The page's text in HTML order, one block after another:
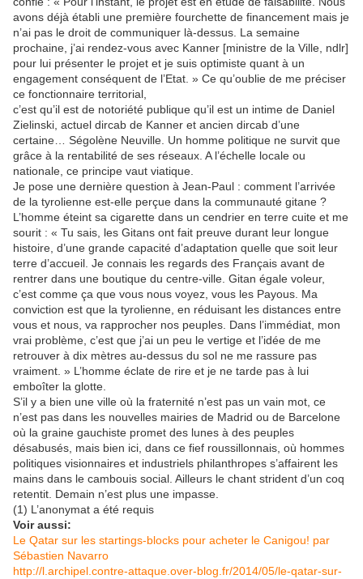
avons déjà établi une première fourchette de financement mais je
n’ai pas le droit de communiquer là-dessus. La semaine
prochaine, j’ai rendez-vous avec Kanner [ministre de la Ville, ndlr]
pour lui présenter le projet et je suis optimiste quant à un
engagement conséquent de l’Etat. » Ce qu’oublie de me préciser
ce fonctionnaire territorial,
c’est qu’il est de notoriété publique qu’il est un intime de Daniel
Zielinski, actuel dircab de Kanner et ancien dircab d’une
certaine… Ségolène Neuville. Un homme politique ne survit que
grâce à la rentabilité de ses réseaux. A l’échelle locale ou
nationale, ce principe vaut viatique.
Je pose une dernière question à Jean-Paul : comment l’arrivée
de la tyrolienne est-elle perçue dans la communauté gitane ?
L’homme éteint sa cigarette dans un cendrier en terre cuite et me
sourit : « Tu sais, les Gitans ont fait preuve durant leur longue
histoire, d’une grande capacité d’adaptation quelle que soit leur
terre d’accueil. Je connais les regards des Français avant de
rentrer dans une boutique du centre-ville. Gitan égale voleur,
c’est comme ça que vous nous voyez, vous les Payous. Ma
conviction est que la tyrolienne, en réduisant les distances entre
vous et nous, va rapprocher nos peuples. Dans l’immédiat, mon
vrai problème, c’est que j’ai un peu le vertige et l’idée de me
retrouver à dix mètres au-dessus du sol ne me rassure pas
vraiment. » L’homme éclate de rire et je ne tarde pas à lui
emboîter la glotte.
S’il y a bien une ville où la fraternité n’est pas un vain mot, ce
n’est pas dans les nouvelles mairies de Madrid ou de Barcelone
où la graine gauchiste promet des lunes à des peuples
désabusés, mais bien ici, dans ce fief roussillonnais, où hommes
politiques visionnaires et industriels philanthropes s’affairent les
mains dans le cambouis social. Ailleurs le chant strident d’un coq
retentit. Demain n’est plus une impasse.
(1) L’anonymat a été requis
Voir aussi:
Le Qatar sur les startings-blocks pour acheter le Canigou! par
Sébastien Navarro
http://l.archipel.contre-attaque.over-blog.fr/2014/05/le-qatar-sur-